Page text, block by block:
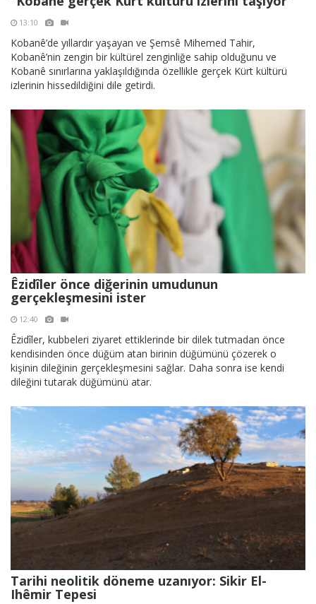
13:10
Kobanê’de yıllardır yaşayan ve Şemsê Mihemed Tahir,
Kobanê’nin zengin bir kültürel zenginliğe sahip olduğunu ve
Kobanê sınırlarına yaklaşıldığında özellikle gerçek Kürt kültürü
izlerinin hissedildiğini dile getirdi.
Êzidîler önce diğerinin umudunun
gerçekleşmesini ister
12:40
Êzidîler, kubbeleri ziyaret ettiklerinde bir dilek tutmadan önce
kendisinden önce düğüm atan birinin düğümünü çözerek o
kişinin dileğinin gerçekleşmesini sağlar. Daha sonra ise kendi
dileğini tutarak düğümünü atar.
Tarihi neolitik döneme uzanıyor: Sikir El-
Ihêmir Tepesi